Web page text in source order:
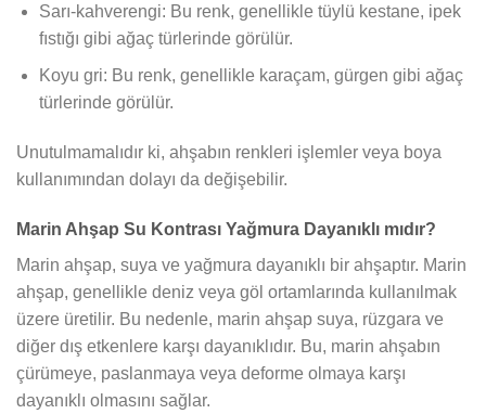
Sarı-kahverengi: Bu renk, genellikle tüylü kestane, ipek
fıstığı gibi ağaç türlerinde görülür.
Koyu gri: Bu renk, genellikle karaçam, gürgen gibi ağaç
türlerinde görülür.
Unutulmamalıdır ki, ahşabın renkleri işlemler veya boya
kullanımından dolayı da değişebilir.
Marin Ahşap Su Kontrası Yağmura Dayanıklı mıdır?
Marin ahşap, suya ve yağmura dayanıklı bir ahşaptır. Marin
ahşap, genellikle deniz veya göl ortamlarında kullanılmak
üzere üretilir. Bu nedenle, marin ahşap suya, rüzgara ve
diğer dış etkenlere karşı dayanıklıdır. Bu, marin ahşabın
çürümeye, paslanmaya veya deforme olmaya karşı
dayanıklı olmasını sağlar.